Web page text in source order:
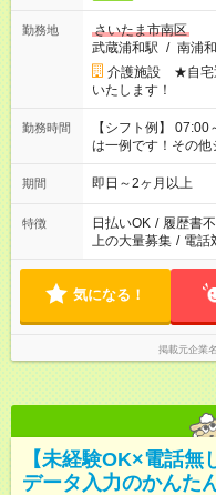
勤務地
さいたま市南区
武蔵浦和駅 / 南浦
介護施設 ★自宅
いたします！
勤務時間
【シフト例】 07:00
は一例です！その他
期間 即日～2ヶ月以上
特徴 日払いOK / 履歴書
上の大量募集 / 電話
気になる！
掲載元企業名
【未経験OK×電話
データ入力のかんた